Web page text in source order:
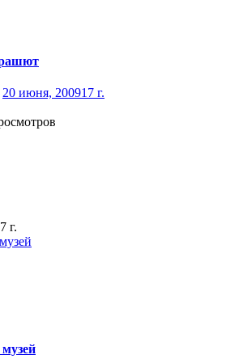
20 июня, 200917 г.
г.